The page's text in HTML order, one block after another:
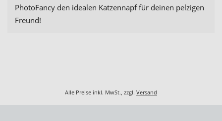
PhotoFancy den idealen Katzennapf für deinen pelzigen
Freund!
Alle Preise inkl. MwSt., zzgl. Versand